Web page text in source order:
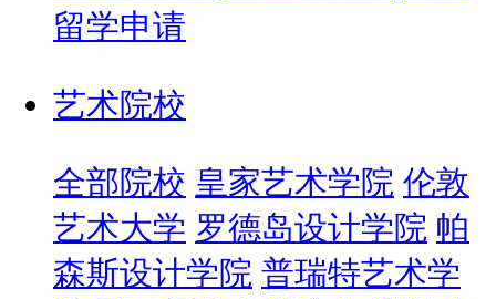
留学申请
艺术院校
全部院校 皇家艺术学院 伦敦
艺术大学 罗德岛设计学院 帕
森斯设计学院 普瑞特艺术学